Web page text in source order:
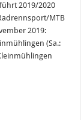
2019/2020
MTB
2019:
(Sa.: